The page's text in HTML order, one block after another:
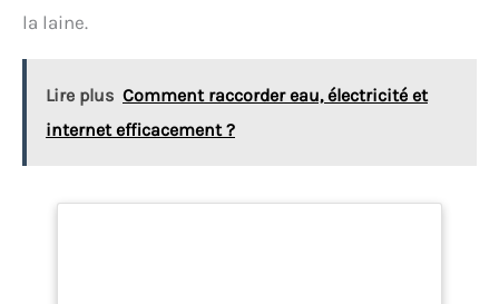
la laine.
Lire plus Comment raccorder eau, électricité et
internet efficacement ?